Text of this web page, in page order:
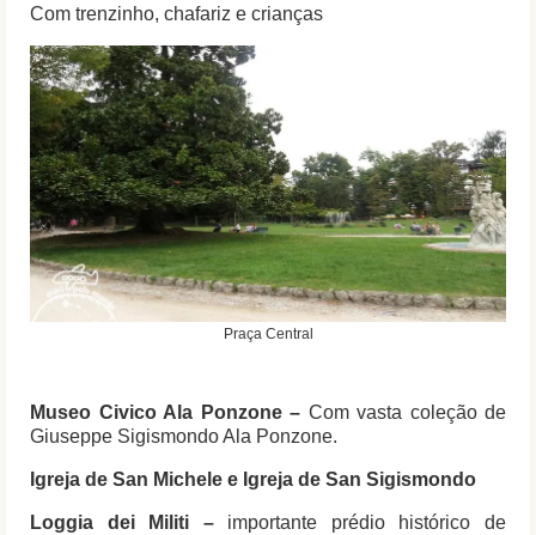
Com trenzinho, chafariz e crianças
Praça Central
Museo Civico Ala Ponzone – Com vasta coleção de
Giuseppe Sigismondo Ala Ponzone.
Igreja de San Michele e Igreja de San Sigismondo
Loggia dei Militi – importante prédio histórico de